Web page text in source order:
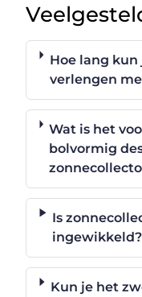
Hoe lang
verlengen
Wat is het
bolvormig
Is
ingewikkeld?
Kun je het